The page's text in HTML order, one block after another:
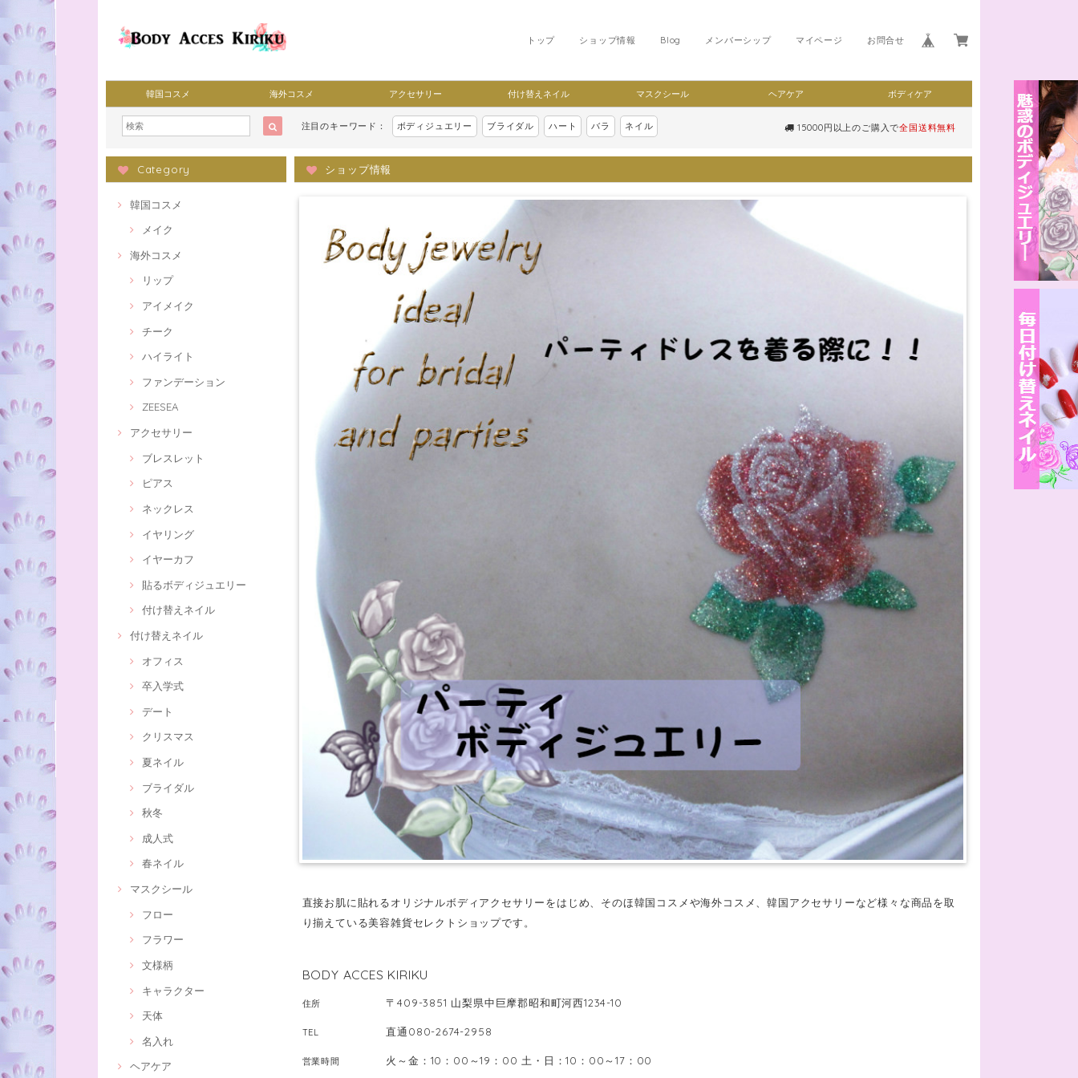
お問合せ
マイページ
メンバーシップ
Blog
ショップ情報
トップ
韓国コスメ 海外コスメ アクセサリー 付け替えネイル マスクシール ヘアケア ボディケア
注目のキーワード： ボディジュエリー ブライダル ハート バラ ネイル 15000円以上のご購入で全国送料無料
Category
韓国コスメ
メイク
海外コスメ
リップ
アイメイク
チーク
ハイライト
ファンデーション
ZEESEA
アクセサリー
ブレスレット
ピアス
ネックレス
イヤリング
イヤーカフ
貼るボディジュエリー
付け替えネイル
付け替えネイル
オフィス
卒入学式
デート
クリスマス
夏ネイル
ブライダル
秋冬
成人式
春ネイル
マスクシール
フロー
フラワー
文様柄
キャラクター
天体
名入れ
ヘアケア
ショップ情報
直接お肌に貼れるオリジナルボディアクセサリーをはじめ、そのほ韓国コスメや海外コスメ、韓国アクセサリーなど様々な商品を取
り揃えている美容雑貨セレクトショップです。
BODY ACCES KIRIKU
住所 〒409-3851 山梨県中巨摩郡昭和町河西1234-10
TEL 直通080-2674-2958
営業時間 火～金：10：00～19：00 土・日：10：00～17：00